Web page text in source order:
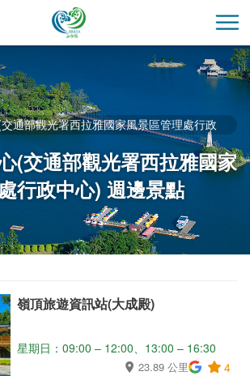
開
通部觀光署西拉雅國家風景區管理處行政
(交通部觀光署西拉雅國家
行政中心) 週邊景點
嶺頂旅遊資訊站(大成殿)
星期日：09:00 – 12:00、13:00 – 16:30
23.89 公里 4